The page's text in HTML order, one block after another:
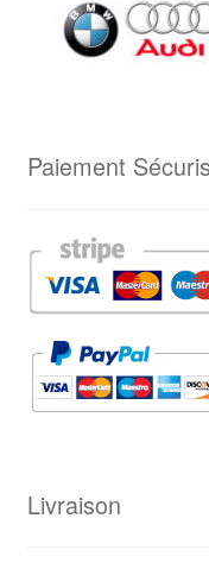
Paiement
Livraison